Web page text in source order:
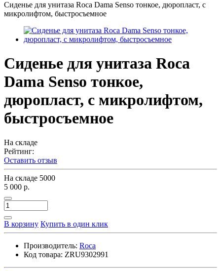
Сиденье для унитаза Roca Dama Senso тонкое, дюропласт, с
микролифтом, быстросъемное
Сиденье для унитаза Roca
Dama Senso тонкое,
дюропласт, с микролифтом,
быстросъемное
На складе
Рейтинг:
Оставить отзыв
На складе 5000
5 000 р.
В корзину Купить в один клик
Производитель: Roca
Код товара: ZRU9302991